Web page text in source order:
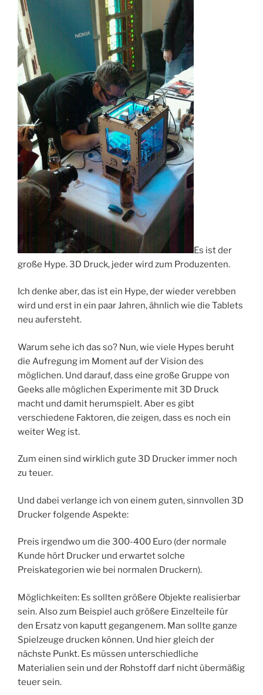
Es ist der
große Hype. 3D Druck, jeder wird zum Produzenten.
Ich denke aber, das ist ein Hype, der wieder verebben
wird und erst in ein paar Jahren, ähnlich wie die Tablets
neu aufersteht.
Warum sehe ich das so? Nun, wie viele Hypes beruht
die Aufregung im Moment auf der Vision des
möglichen. Und darauf, dass eine große Gruppe von
Geeks alle möglichen Experimente mit 3D Druck
macht und damit herumspielt. Aber es gibt
verschiedene Faktoren, die zeigen, dass es noch ein
weiter Weg ist.
Zum einen sind wirklich gute 3D Drucker immer noch
zu teuer.
Und dabei verlange ich von einem guten, sinnvollen 3D
Drucker folgende Aspekte:
Preis irgendwo um die 300-400 Euro (der normale
Kunde hört Drucker und erwartet solche
Preiskategorien wie bei normalen Druckern).
Möglichkeiten: Es sollten größere Objekte realisierbar
sein. Also zum Beispiel auch größere Einzelteile für
den Ersatz von kaputt gegangenem. Man sollte ganze
Spielzeuge drucken können. Und hier gleich der
nächste Punkt. Es müssen unterschiedliche
Materialien sein und der Rohstoff darf nicht übermäßig
teuer sein.